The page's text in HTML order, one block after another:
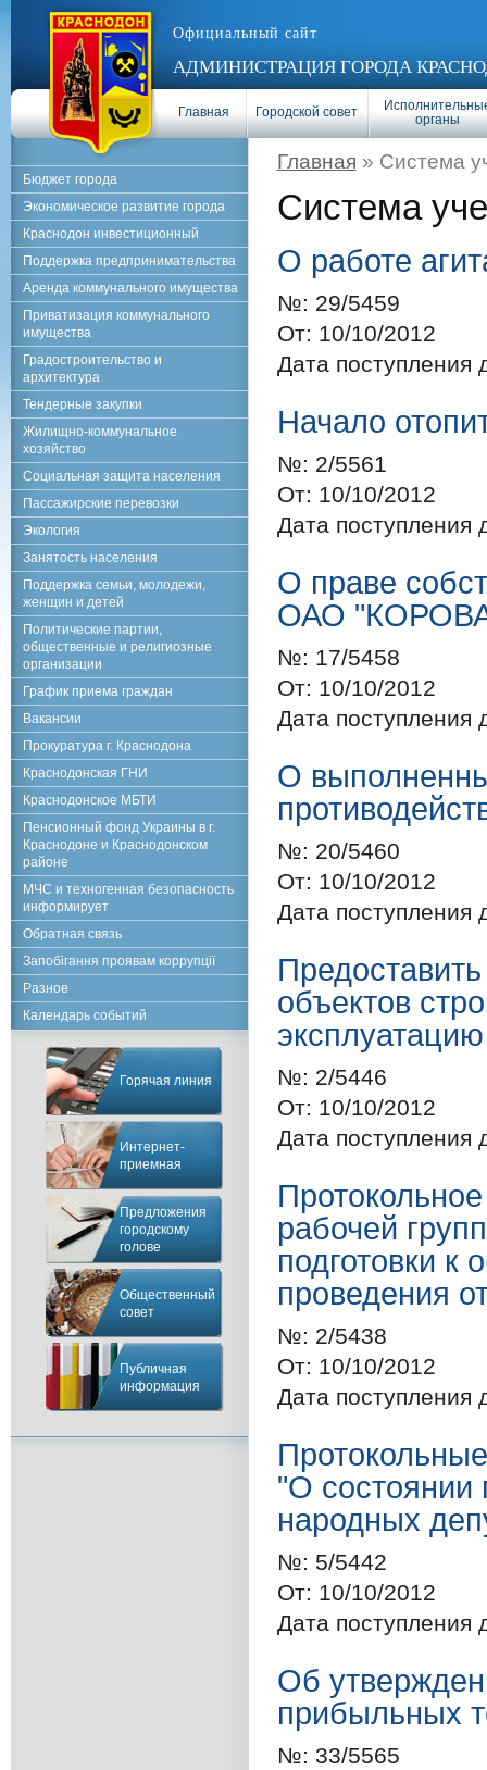
Официальный сайт
АДМИНИСТРАЦИЯ ГОРОДА
Главная Городской совет
органы
Главная » Система
Система
О работе
№: 29/5459
От: 10/10/2012
Дата поступления
Начало
№: 2/5561
От: 10/10/2012
Дата поступления
О праве
ОАО
№: 17/5458
От: 10/10/2012
Дата поступления
О
№: 20/5460
От: 10/10/2012
Дата поступления
объектов
№: 2/5446
От: 10/10/2012
Дата поступления
рабочей
подготовки
проведения
№: 2/5438
От: 10/10/2012
Дата поступления
"О состоянии
народных
№: 5/5442
От: 10/10/2012
Дата поступления
Об
прибыльных
№: 33/5565
Бюджет города
Экономическое развитие города
Краснодон инвестиционный
Поддержка предпринимательства
Аренда коммунального имущества
Приватизация коммунального
имущества
Градостроительство и
архитектура
Тендерные закупки
Жилищно-коммунальное
хозяйство
Социальная защита населения
Пассажирские перевозки
Экология
Занятость населения
Поддержка семьи, молодежи,
женщин и детей
Политические партии,
общественные и религиозные
организации
График приема граждан
Вакансии
Прокуратура г. Краснодона
Краснодонская ГНИ
Краснодонское МБТИ
Пенсионный фонд Украины в г.
Краснодоне и Краснодонском
районе
МЧС и техногенная безопасность
информирует
Обратная связь
Запобігання проявам коррупції
Разное
Календарь событий
Горячая линия
Интернет-
приемная
Предложения
городскому
голове
Общественный
совет
Публичная
информация